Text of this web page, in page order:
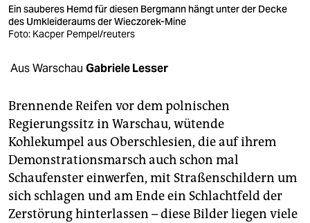
veranstaltungen
shop
fragen & hilfe
abo
genossenschaft
epaper login
Ein sauberes Hemd für diesen Bergmann hängt unter der Decke
des Umkleideraums der Wieczorek-Mine
Foto: Kacper Pempel/reuters
Aus Warschau Gabriele Lesser
Brennende Reifen vor dem polnischen
Regierungssitz in Warschau, wütende
Kohlekumpel aus Oberschlesien, die auf ihrem
Demonstrationsmarsch auch schon mal
Schaufenster einwerfen, mit Straßenschildern um
sich schlagen und am Ende ein Schlachtfeld der
Zerstörung hinterlassen – diese Bilder liegen viele